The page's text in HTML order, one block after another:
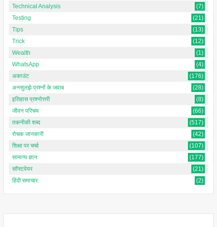
Technical Analysis
(7)
Testing
(21)
Tips
(13)
Trick
(12)
Wealth
(1)
WhatsApp
(4)
अकाउंट
(176)
अनसुलझे प्रश्नों के जवाब
(28)
इतिहास प्रश्नोत्तरी
(8)
जीवन परिचय
(66)
तकनीकी शब्द
(517)
रोचक जानकारी
(42)
शिक्षा पर चर्चा
(107)
सामान्य ज्ञान
(177)
सॉफ्टवेयर
(21)
हिंदी समाचार
(2)